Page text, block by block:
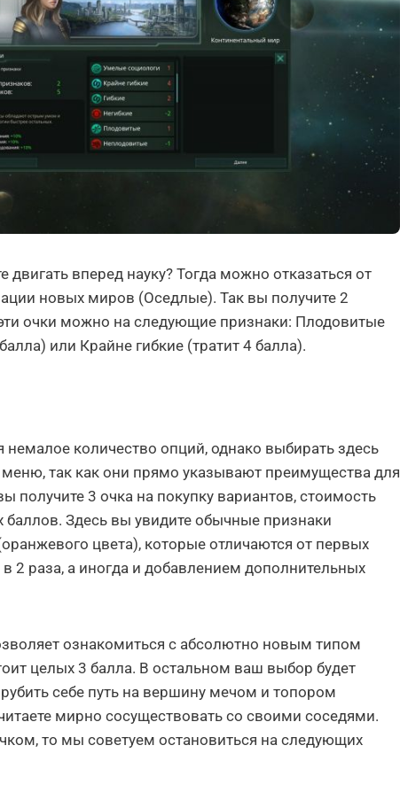
двигать вперед науку? Тогда можно отказаться от
новых миров (Оседлые). Так вы получите 2
очки можно на следующие признаки: Плодовитые
или Крайне гибкие (тратит 4 балла).
количество опций, однако выбирать здесь
так как они прямо указывают преимущества для
получите 3 очка на покупку вариантов, стоимость
баллов. Здесь вы увидите обычные признаки
цвета), которые отличаются от первых
2 раза, а иногда и добавлением дополнительных
ознакомиться с абсолютно новым типом
целых 3 балла. В остальном ваш выбор будет
себе путь на вершину мечом и топором
мирно сосуществовать со своими соседями.
то мы советуем остановиться на следующих